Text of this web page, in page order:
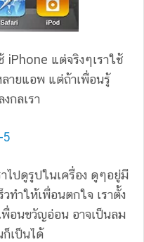
iPhone แต่จริงๆเราใช้
ายแอพ แต่ถ้าเพื่อนรู้
กลเรา
ไปดูรูปในเครื่อง ดูๆอยู่มี
ทำให้เพื่อนตกใจ เราตั้ง
พื่อนขวัญอ่อน อาจเป็นลม
ก็เป็นได้